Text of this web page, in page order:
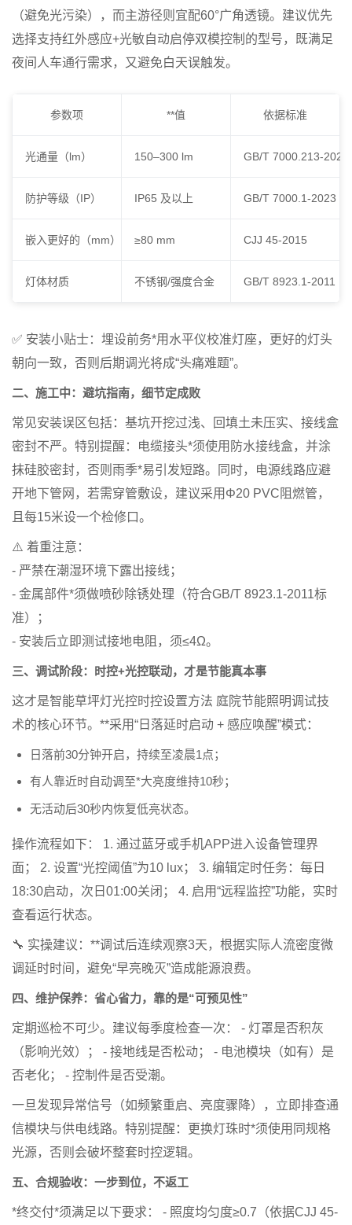
（避免光污染），而主游径则宜配60°广角透镜。建议优先
选择支持红外感应+光敏自动启停双模控制的型号，既满足
夜间人车通行需求，又避免白天误触发。
参数项 **值 依据标准
光通量（lm） 150–300 lm GB/T 7000.213-2023
防护等级（IP） IP65 及以上 GB/T 7000.1-2023
嵌入更好的（mm） ≥80 mm CJJ 45-2015
灯体材质 不锈钢/强度合金 GB/T 8923.1-2011
✅ 安装小贴士：埋设前务*用水平仪校准灯座，更好的灯头
朝向一致，否则后期调光将成“头痛难题”。
二、施工中：避坑指南，细节定成败
常见安装误区包括：基坑开挖过浅、回填土未压实、接线盒
密封不严。特别提醒：
电缆接头*须使用防水接线盒，并涂
抹硅胶密封，否则雨季*易引发短路。同时，电源线路应避
开地下管网，若需穿管敷设，建议采用Φ20 PVC阻燃管，
且每15米设一个检修口。
⚠️ 着重注意 ：
- 严禁在潮湿环境下露出接线；
- 金属部件*须做喷砂除锈处理（符合GB/T 8923.1-2011标
准）；
- 安装后立即测试接地电阻，须≤4Ω。
三、调试阶段：时控+光控联动，才是节能真本事
这才是智能草坪灯光控时控设置方法 庭院节能照明调试技
术的核心环节。**采用“ 日落延时启动 + 感应唤醒”模式：
日落前30分钟开启，持续至凌晨1点；
有人靠近时自动调至*大亮度维持10秒；
无活动后30秒内恢复低亮状态。
操作流程如下： 1. 通过蓝牙或手机APP进入设备管理界
面； 2. 设置“光控阈值”为10 lux； 3. 编辑定时任务：每日
18:30启动，次日01:00关闭； 4. 启用“远程监控”功能，实时
查看运行状态。
🔧 实操建议 ：**调试后连续观察3天，根据实际人流密度微
调延时时间，避免“早亮晚灭”造成能源浪费。
四、维护保养：省心省力，靠的是“可预见性”
定期巡检不可少。建议每季度检查一次： - 灯罩是否积灰
（影响光效）； - 接地线是否松动； - 电池模块（如有）是
否老化； - 控制件是否受潮。
一旦发现异常信号（如频繁重启、亮度骤降），立即排查通
信模块与供电线路。特别提醒：
更换灯珠时*须使用同规格
光源 ，否则会破坏整套时控逻辑。
五、合规验收：一步到位，不返工
*终交付*须满足以下要求： - 照度均匀度≥0.7（依据CJJ 45-